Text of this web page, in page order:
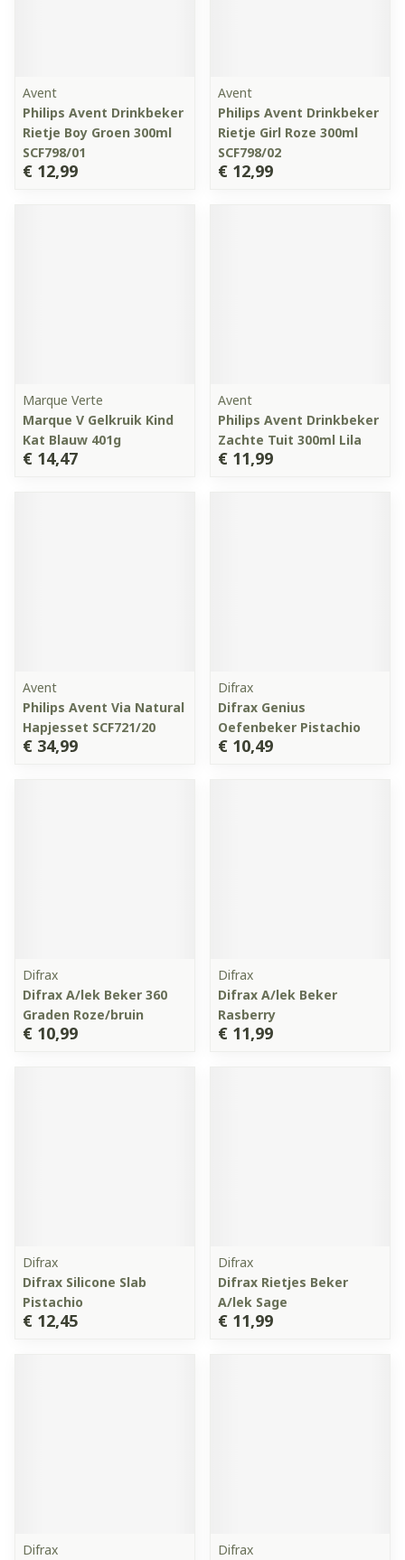
Avent
Philips Avent Drinkbeker
Rietje Boy Groen 300ml
SCF798/01
€ 12,99
Avent
Philips Avent Drinkbeker
Rietje Girl Roze 300ml
SCF798/02
€ 12,99
Marque Verte
Marque V Gelkruik Kind
Kat Blauw 401g
€ 14,47
Avent
Philips Avent Drinkbeker
Zachte Tuit 300ml Lila
€ 11,99
Avent
Philips Avent Via Natural
Hapjesset SCF721/20
€ 34,99
Difrax
Difrax Genius
Oefenbeker Pistachio
€ 10,49
Difrax
Difrax A/lek Beker 360
Graden Roze/bruin
€ 10,99
Difrax
Difrax A/lek Beker
Rasberry
€ 11,99
Difrax
Difrax Silicone Slab
Pistachio
€ 12,45
Difrax
Difrax Rietjes Beker
A/lek Sage
€ 11,99
Difrax
Difrax